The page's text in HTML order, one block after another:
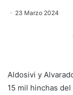
23 Marzo 2024
Aldosivi y
15 mil hinchas